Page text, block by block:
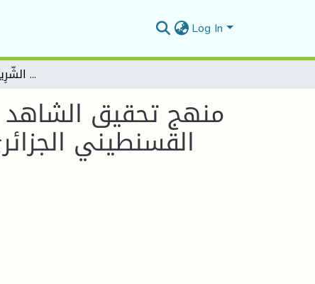
Log In
منهج تحقيق الشاهد الشعري عند علماء الجزائر عبد الكريم بن محمد الفكون القسنطيني الجزائري (ت 1073 هـ) من خلال كتابه " فَتحُ المَوْلَى في شَرْحِ شَوَاهِدِ الشَّرِيفِ بنِ يَعْلَى" أنموذجا
منهج تحقيق الشاهد